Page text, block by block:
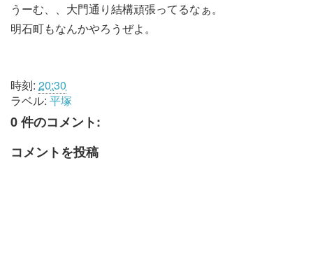
うーむ、、大門通り結構頑張ってるなぁ。
明石町もなんかやろうぜよ。
時刻: 20:30
ラベル: 平塚
0 件のコメント:
コメントを投稿